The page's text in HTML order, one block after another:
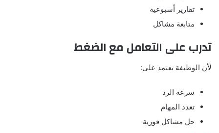
تقارير أسبوعية
متابعة مشاكل
تدرب على التعامل مع الضغط
لأن الوظيفة تعتمد على:
سرعة الرد
تعدد المهام
حل مشاكل فورية